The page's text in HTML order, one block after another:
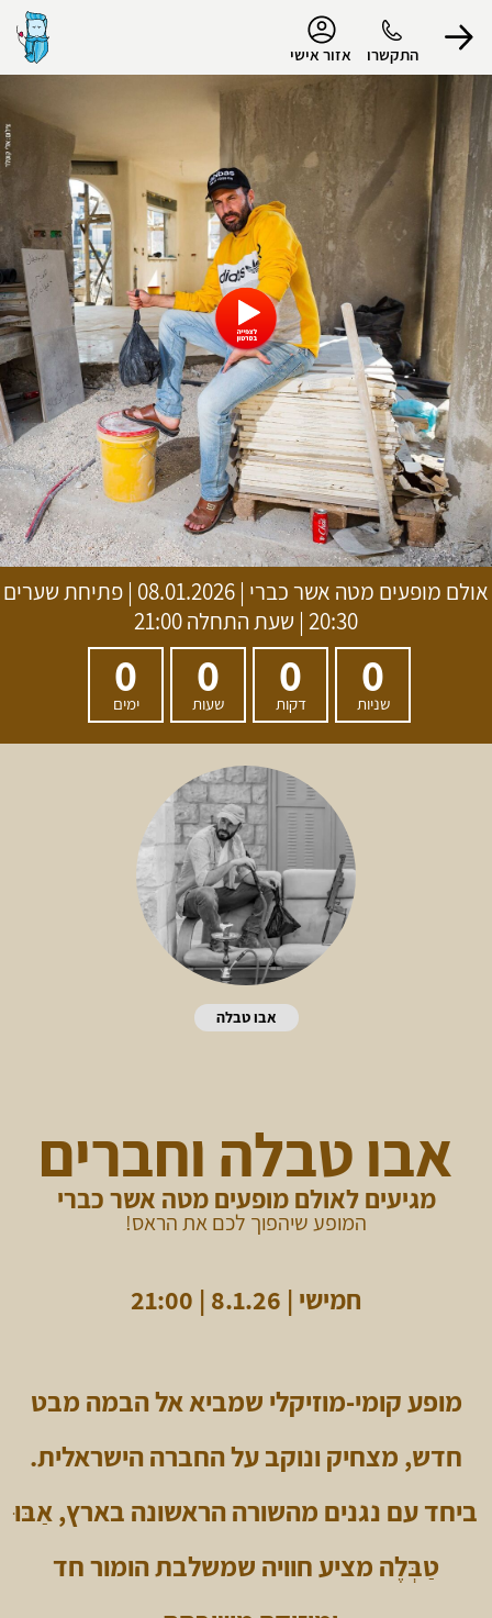
התקשרו אזור אישי
הפרופיל שלי
התנתק
אולם מופעים מטה אשר כברי |
08.01.2026 | פתיחת שערים
20:30 | שעת התחלה 21:00
0
שניות
0
דקות
0
שעות
0
ימים
אבו טבלה
אבו טבלה וחברים
מגיעים לאולם מופעים מטה אשר כברי
המופע שיהפוך לכם את הראס!
חמישי | 8.1.26 | 21:00
מופע קומי-מוזיקלי שמביא אל הבמה מבט
חדש, מצחיק ונוקב על החברה הישראלית.
ביחד עם נגנים מהשורה הראשונה בארץ, אַבּוּ
טַבְּלֶה מציע חוויה שמשלבת הומור חד